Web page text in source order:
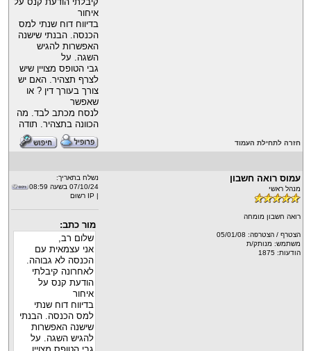
איחור
בדיווח דוח שנתי למס
הכנסה. הבנתי שישנה
האפשרות להגיש
השגה. על
גבי הטופס מצויין שיש
לצרף תצהיר. האם יש
צורך בעורך דין ? או
שאפשר
לנסח מכתב לבד. מה
הכוונה בתצהיר. תודה
חזרה לתחילת העמוד
עמוס רואה חשבון
מנהל ראשי
רואה חשבון מומחה
הצטרף / הצטרפה: 05/01/08
משתמש: מנותק/ת
הודעות: 1875
נשלח בתאריך:
07/10/24 בשעה 08:59
| IP רשוּם
מור כתב:
שלום רב,
אני עצמאית עם
הכנסה לא גבוהה.
לאחרונה קיבלתי
הודעת קנס על
איחור
בדיווח דוח שנתי
למס הכנסה. הבנתי
שישנה האפשרות
להגיש השגה. על